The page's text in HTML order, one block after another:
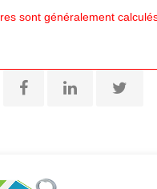
sont généralement